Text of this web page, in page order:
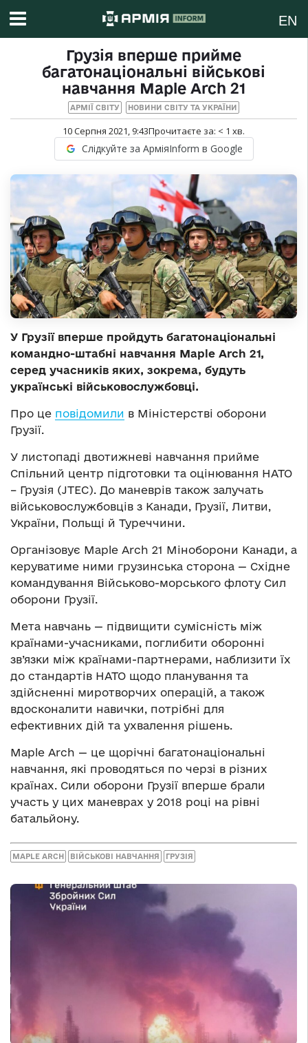
EN
Грузія вперше прийме
багатонаціональні військові
навчання Maple Arch 21
АРМІЇ СВІТУ НОВИНИ СВІТУ ТА УКРАЇНИ
10 Серпня 2021, 9:43Прочитаєте за: < 1 хв.
Слідкуйте за АрміяInform в Google
У Грузії вперше пройдуть багатонаціональні
командно-штабні навчання Maple Arch 21,
серед учасників яких, зокрема, будуть
українські військовослужбовці.
Про це повідомили в Міністерстві оборони
Грузії.
У листопаді двотижневі навчання прийме
Спільний центр підготовки та оцінювання НАТО
– Грузія (JTEC). До маневрів також залучать
військовослужбовців з Канади, Грузії, Литви,
України, Польщі й Туреччини.
Організовує Maple Arch 21 Міноборони Канади, а
керуватиме ними грузинська сторона — Східне
командування Військово-морського флоту Сил
оборони Грузії.
Мета навчань — підвищити сумісність між
країнами-учасниками, поглибити оборонні
зв’язки між країнами-партнерами, наблизити їх
до стандартів НАТО щодо планування та
здійсненні миротворчих операцій, а також
вдосконалити навички, потрібні для
ефективних дій та ухвалення рішень.
Maple Arch — це щорічні багатонаціональні
навчання, які проводяться по черзі в різних
країнах. Сили оборони Грузії вперше брали
участь у цих маневрах у 2018 році на рівні
батальйону.
MAPLE ARCH ВІЙСЬКОВІ НАВЧАННЯ ГРУЗІЯ